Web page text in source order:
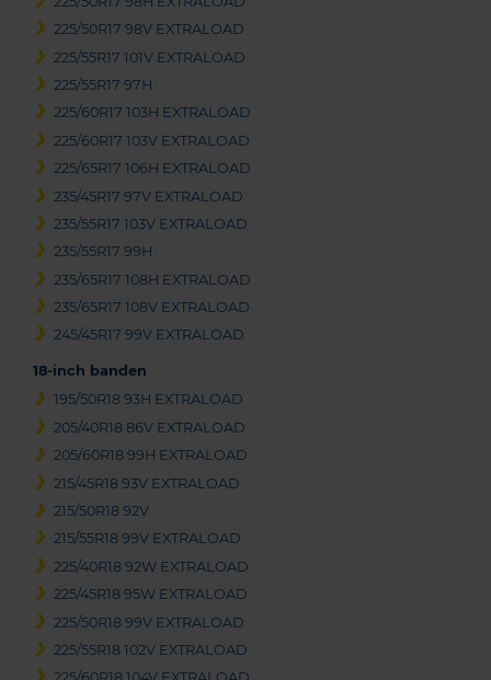
225/50R17 98V EXTRALOAD
225/55R17 101V EXTRALOAD
225/55R17 97H
225/60R17 103H EXTRALOAD
225/60R17 103V EXTRALOAD
225/65R17 106H EXTRALOAD
235/45R17 97V EXTRALOAD
235/55R17 103V EXTRALOAD
235/55R17 99H
235/65R17 108H EXTRALOAD
235/65R17 108V EXTRALOAD
245/45R17 99V EXTRALOAD
18-inch banden
195/50R18 93H EXTRALOAD
205/40R18 86V EXTRALOAD
205/60R18 99H EXTRALOAD
215/45R18 93V EXTRALOAD
215/50R18 92V
215/55R18 99V EXTRALOAD
225/40R18 92W EXTRALOAD
225/45R18 95W EXTRALOAD
225/50R18 99V EXTRALOAD
225/55R18 102V EXTRALOAD